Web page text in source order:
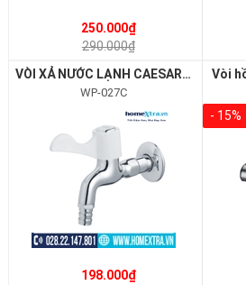
250.000₫
290.000₫
VÒI XẢ NƯỚC LẠNH CAESAR WP027C
WP-027C
198.000₫
- 15%